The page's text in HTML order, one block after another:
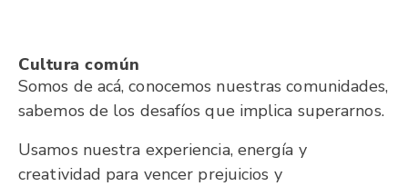
Cultura común
Somos de acá, conocemos nuestras comunidades,
sabemos de los desafíos que implica superarnos.
Usamos nuestra experiencia, energía y
creatividad para vencer prejuicios y